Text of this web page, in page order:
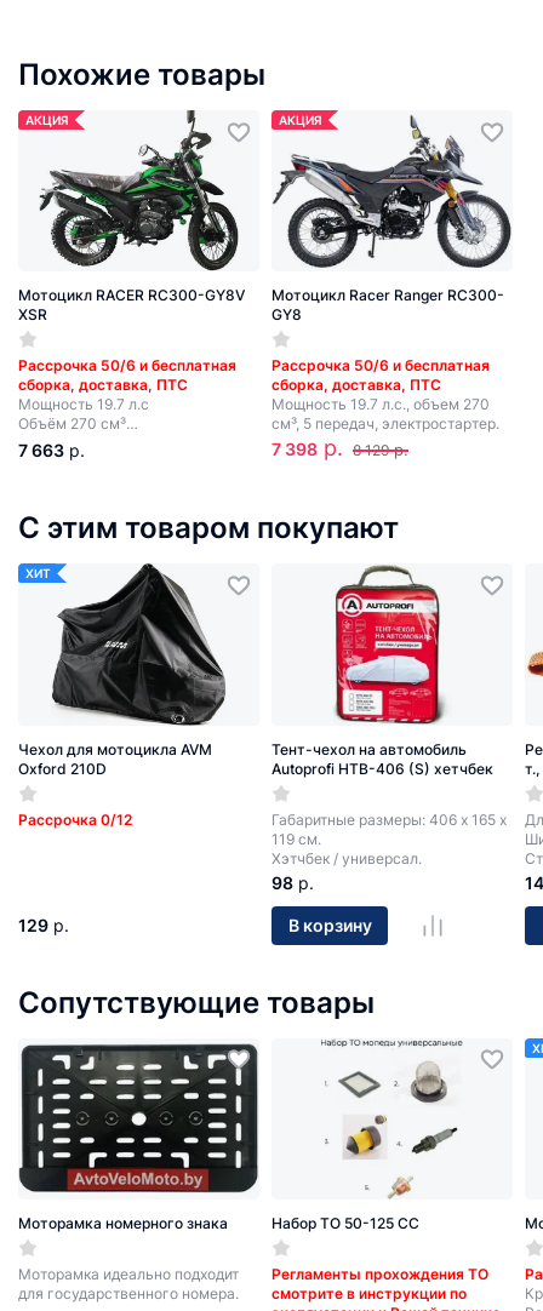
Похожие товары
АКЦИЯ
Мотоцикл RACER RC300-GY8V
XSR
Рассрочка 50/6 и бесплатная
сборка, доставка, ПТС
Мощность 19.7 л.с
Объём 270 см³
5 передач
Электростартер + кик-стартер
7 663 р.
АКЦИЯ
Мотоцикл Racer Ranger RC300-
GY8
Рассрочка 50/6 и бесплатная
сборка, доставка, ПТС
Мощность 19.7 л.с., объем 270
см³, 5 передач, электростартер.
7 398 р. 8 129 р.
С этим товаром покупают
ХИТ
Чехол для мотоцикла AVM
Oxford 210D
Рассрочка 0/12
129 р.
Тент-чехол на автомобиль
Autoprofi HTB-406 (S) хетчбек
Габаритные размеры: 406 х 165 х
119 см.
Хэтчбек / универсал.
98 р.
В корзину
14
Сопутствующие товары
Моторамка номерного знака
Моторамка идеально подходит
для государственного номера.
Набор ТО 50-125 СС
Регламенты прохождения ТО
смотрите в инструкции по